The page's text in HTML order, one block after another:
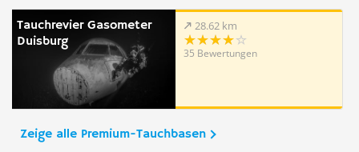
Tauchrevier Gasometer
Duisburg
28.62 km
35 Bewertungen
Zeige alle Premium-Tauchbasen